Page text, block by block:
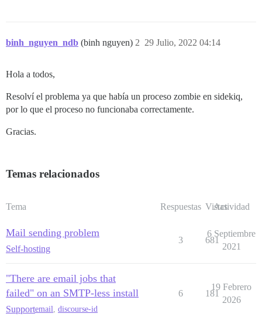
binh_nguyen_ndb (binh nguyen) 29 Julio, 2022 04:14
2
Hola a todos,
Resolví el problema ya que había un proceso zombie en sidekiq,
por lo que el proceso no funcionaba correctamente.
Gracias.
Temas relacionados
Tema Respuestas Vistas
Actividad
Mail sending problem
Self-hosting
3 681
6 Septiembre
2021
"There are email jobs that
failed" on an SMTP-less install
Supportemail, discourse-id
6 181
19 Febrero
2026